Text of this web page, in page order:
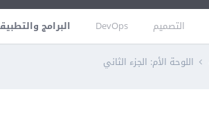
التصميم DevOps البرامج
اللوحة الأم: الجزء الثاني